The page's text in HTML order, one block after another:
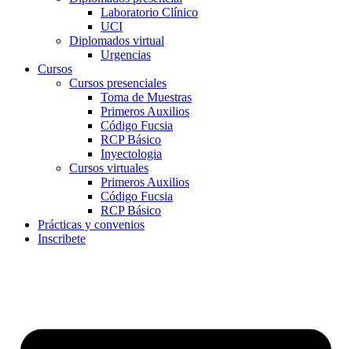
Laboratorio Clínico
UCI
Diplomados virtual
Urgencias
Cursos
Cursos presenciales
Toma de Muestras
Primeros Auxilios
Código Fucsia
RCP Básico
Inyectologia
Cursos virtuales
Primeros Auxilios
Código Fucsia
RCP Básico
Prácticas y convenios
Inscribete